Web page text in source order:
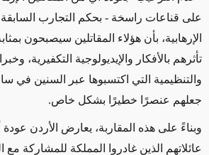
على قناعات راسخة - بحكم التجارب السابقة
الإرهابية، بأن هؤلاء المقاتلين سيصبحون
تأثرهم بالأفكار والإيديولوجية التكفيرية،
والتنظيمية التي اكتسبوها عبر السنين في
جعلهم عنصرًا خطيرًا بشكل خاص.
وبناءً على هذه المقاربة، يعارض الأردن عودة
عائلاتهم الذين غادروا المملكة للمشاركة مع